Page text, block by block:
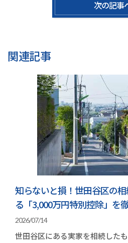
次の記事
関連記事
知らないと損！世田谷区の
る「3,000万円特別控除」を
2026/07/14
世田谷区にある実家を相続した